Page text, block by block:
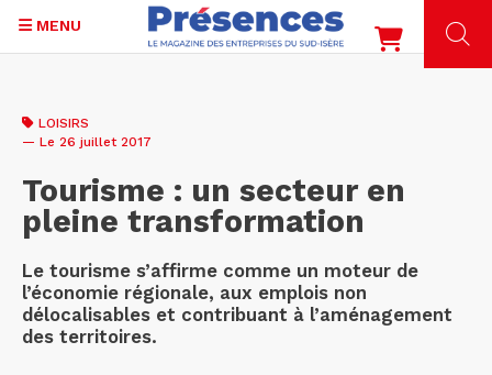
contenu
MENU
LOISIRS
— Le 26 juillet 2017
Tourisme : un secteur en
pleine transformation
Le tourisme s’affirme comme un moteur de
l’économie régionale, aux emplois non
délocalisables et contribuant à l’aménagement
des territoires.